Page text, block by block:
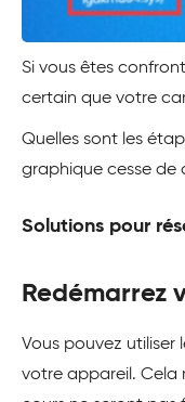
Si vous êtes
certain que votre
Quelles sont les
graphique cesse de
Solutions pour
Redémarrez
Vous pouvez
votre appareil. Cela